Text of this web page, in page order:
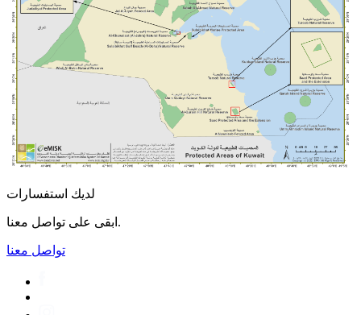
لديك استفسارات
ابقى على تواصل معنا.
تواصل معنا